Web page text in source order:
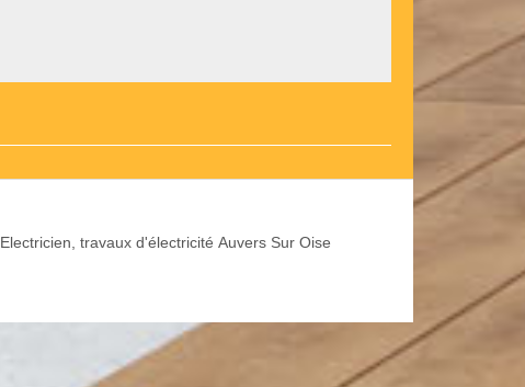
Electricien, travaux d'électricité Auvers Sur Oise